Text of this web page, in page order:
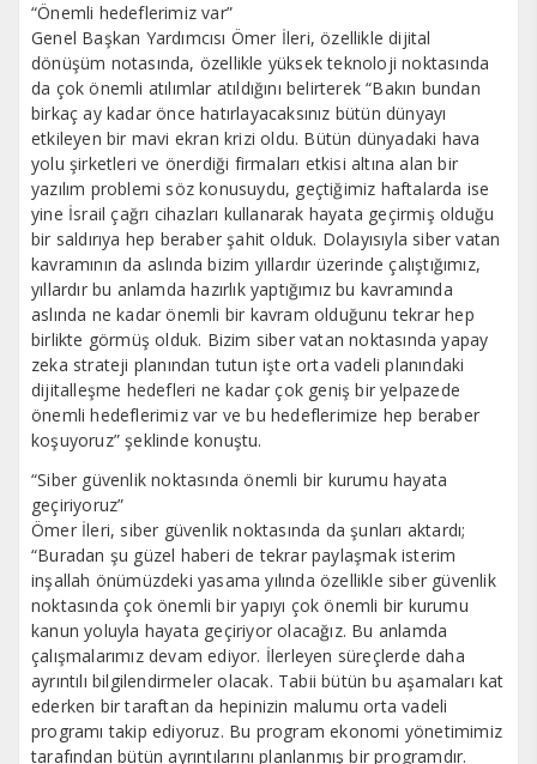
“Önemli hedeflerimiz var”
Genel Başkan Yardımcısı Ömer İleri, özellikle dijital
dönüşüm notasında, özellikle yüksek teknoloji noktasında
da çok önemli atılımlar atıldığını belirterek “Bakın bundan
birkaç ay kadar önce hatırlayacaksınız bütün dünyayı
etkileyen bir mavi ekran krizi oldu. Bütün dünyadaki hava
yolu şirketleri ve önerdiği firmaları etkisi altına alan bir
yazılım problemi söz konusuydu, geçtiğimiz haftalarda ise
yine İsrail çağrı cihazları kullanarak hayata geçirmiş olduğu
bir saldırıya hep beraber şahit olduk. Dolayısıyla siber vatan
kavramının da aslında bizim yıllardır üzerinde çalıştığımız,
yıllardır bu anlamda hazırlık yaptığımız bu kavramında
aslında ne kadar önemli bir kavram olduğunu tekrar hep
birlikte görmüş olduk. Bizim siber vatan noktasında yapay
zeka strateji planından tutun işte orta vadeli planındaki
dijitalleşme hedefleri ne kadar çok geniş bir yelpazede
önemli hedeflerimiz var ve bu hedeflerimize hep beraber
koşuyoruz” şeklinde konuştu.
“Siber güvenlik noktasında önemli bir kurumu hayata
geçiriyoruz”
Ömer İleri, siber güvenlik noktasında da şunları aktardı;
“Buradan şu güzel haberi de tekrar paylaşmak isterim
inşallah önümüzdeki yasama yılında özellikle siber güvenlik
noktasında çok önemli bir yapıyı çok önemli bir kurumu
kanun yoluyla hayata geçiriyor olacağız. Bu anlamda
çalışmalarımız devam ediyor. İlerleyen süreçlerde daha
ayrıntılı bilgilendirmeler olacak. Tabii bütün bu aşamaları kat
ederken bir taraftan da hepinizin malumu orta vadeli
programı takip ediyoruz. Bu program ekonomi yönetimimiz
tarafından bütün ayrıntılarını planlanmış bir programdır.